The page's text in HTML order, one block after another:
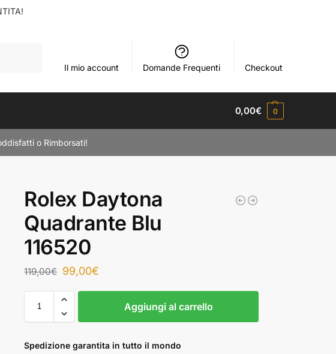
Il mio account Domande Frequenti Checkout
0,00€ 0
o Rimborsati!
Rolex Daytona
Quadrante Blu
116520
119,00€ 99,00€
Aggiungi al carrello
Spedizione garantita in tutto il mondo